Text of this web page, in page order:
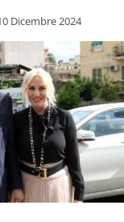
Dicembre 2024